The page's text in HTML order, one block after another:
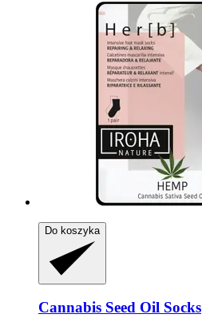
Do koszyka
Cannabis Seed Oil Socks